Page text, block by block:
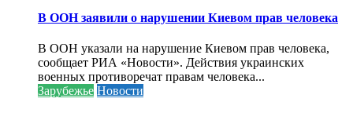
В ООН заявили о нарушении Киевом прав человека
В ООН указали на нарушение Киевом прав человека,
сообщает РИА «Новости». Действия украинских
военных противоречат правам человека...
Зарубежье Новости